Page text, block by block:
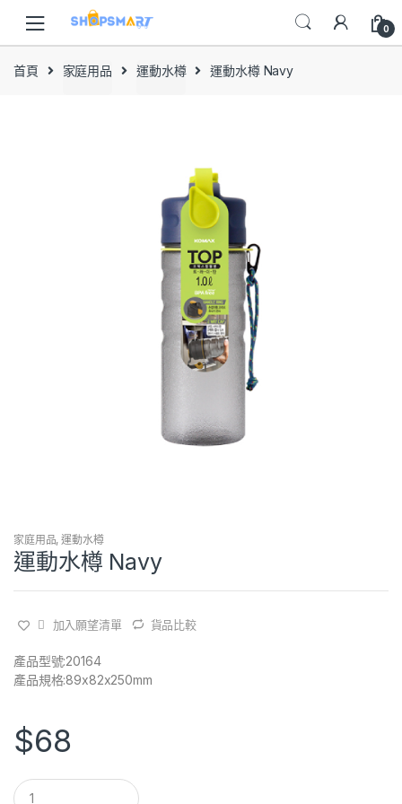
navigation
content
0
首頁 家庭用品 運動水樽 運動水樽 Navy
家庭用品,運動水樽
運動水樽 Navy
加入願望清單 貨品比較
產品型號:20164
產品規格:89x82x250mm
$68
Q